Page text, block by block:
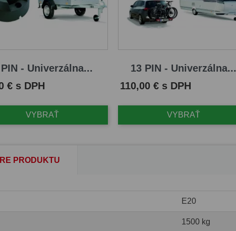
- Univerzálna...
€ s DPH
VYBRAŤ
13 PIN - Univerzálna...
Cena
110,00 € s DPH
VYBRAŤ
PRODUKTU
E20
1500 kg